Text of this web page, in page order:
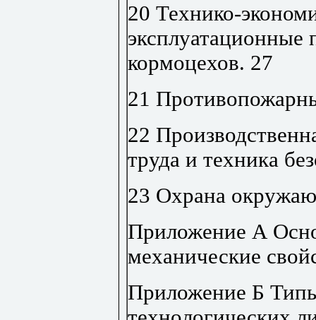
20 Технико-
эксплуатационные
кормоцехов. 27
21
22
труда и техника
23 Охрана
Приложение А
механические
Приложение Б